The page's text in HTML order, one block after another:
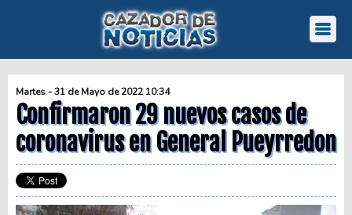
Martes - 31 de Mayo de 2022 10:34
Confirmaron 29 nuevos casos de
coronavirus en General Pueyrredon